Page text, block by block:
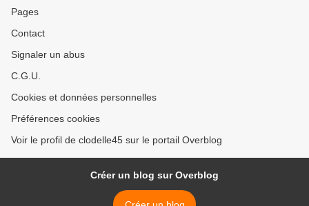
Pages
Contact
Signaler un abus
C.G.U.
Cookies et données personnelles
Préférences cookies
Voir le profil de clodelle45 sur le portail Overblog
Créer un blog sur Overblog